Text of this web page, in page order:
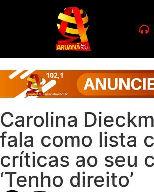
Carolina
fala como lista
críticas ao seu
‘Tenho direito’